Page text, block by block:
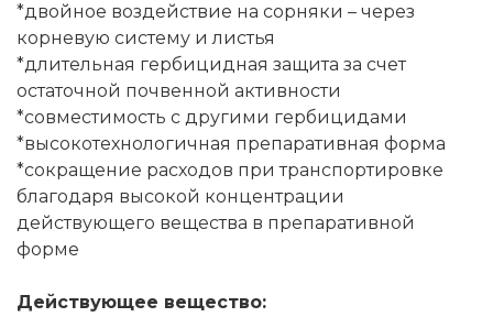
*двойное воздействие на сорняки – через
корневую систему и листья
*длительная гербицидная защита за счет
остаточной почвенной активности
*совместимость с другими гербицидами
*высокотехнологичная препаративная форма
*сокращение расходов при транспортировке
благодаря высокой концентрации
действующего вещества в препаративной
форме
Действующее вещество: